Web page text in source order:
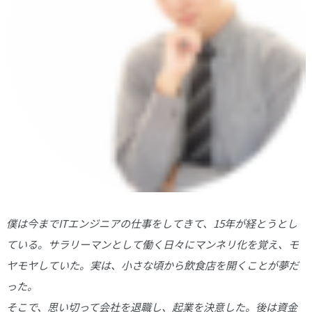
僕は今までITエンジニアの仕事をしてきて、15年が経とうとし
ている。サラリーマンとして働く日々にマンネリ化を覚え、モ
ヤモヤしていた。実は、小さな頃から飲食店を開くことが夢だ
った。
そこで、思い切って会社を退職し、起業を決意した。後は資金